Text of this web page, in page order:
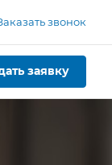
звонок
заявку